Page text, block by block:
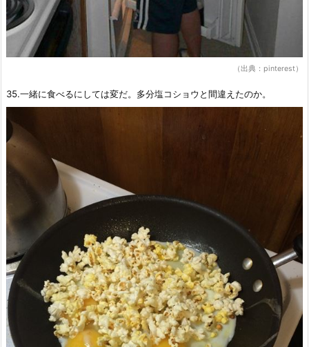
（出典：pinterest）
35.一緒に食べるにしては変だ。多分塩コショウと間違えたのか。